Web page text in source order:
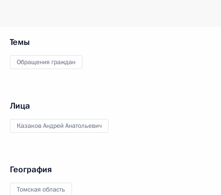
Темы
Обращения граждан
Лица
Казаков Андрей Анатольевич
География
Томская область